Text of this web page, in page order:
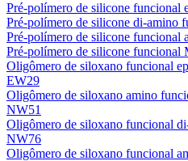
Pré-polímero de silicone funcional
Pré-polímero de silicone di-amino
Pré-polímero de silicone
Pré-polímero de silicone funcional
Oligômero de siloxano funcional
EW29
Oligômero de siloxano amino
NW51
Oligômero de siloxano funcional
NW76
Oligômero de siloxano funcional